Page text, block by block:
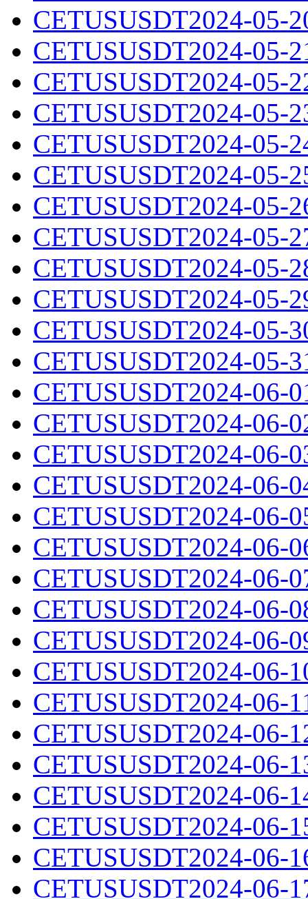
CETUSUSDT2024-05-
CETUSUSDT2024-05-
CETUSUSDT2024-05-
CETUSUSDT2024-05-
CETUSUSDT2024-05-
CETUSUSDT2024-05-
CETUSUSDT2024-05-
CETUSUSDT2024-05-
CETUSUSDT2024-05-
CETUSUSDT2024-05-
CETUSUSDT2024-05-
CETUSUSDT2024-05-
CETUSUSDT2024-06-
CETUSUSDT2024-06-
CETUSUSDT2024-06-
CETUSUSDT2024-06-
CETUSUSDT2024-06-
CETUSUSDT2024-06-
CETUSUSDT2024-06-
CETUSUSDT2024-06-
CETUSUSDT2024-06-
CETUSUSDT2024-06-
CETUSUSDT2024-06-
CETUSUSDT2024-06-
CETUSUSDT2024-06-
CETUSUSDT2024-06-
CETUSUSDT2024-06-
CETUSUSDT2024-06-
CETUSUSDT2024-06-